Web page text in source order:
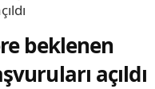
beklenen
açıldı